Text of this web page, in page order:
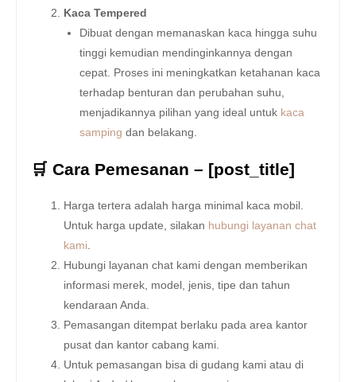
Kaca Tempered
Dibuat dengan memanaskan kaca hingga suhu
tinggi kemudian mendinginkannya dengan
cepat. Proses ini meningkatkan ketahanan kaca
terhadap benturan dan perubahan suhu,
menjadikannya pilihan yang ideal untuk kaca
samping dan belakang.
🛒 Cara Pemesanan – [post_title]
Harga tertera adalah harga minimal kaca mobil.
Untuk harga update, silakan hubungi layanan chat
kami
Hubungi layanan chat kami dengan memberikan
informasi merek, model, jenis, tipe dan tahun
kendaraan Anda.
Pemasangan ditempat berlaku pada area kantor
pusat dan kantor cabang kami.
Untuk pemasangan bisa di gudang kami atau di